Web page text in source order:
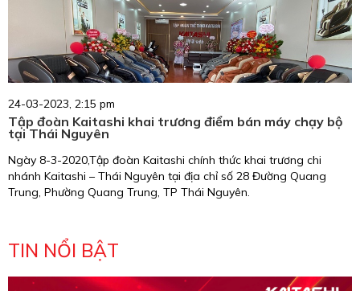
24-03-2023, 2:15 pm
Tập đoàn Kaitashi khai trương điểm bán máy chạy bộ
tại Thái Nguyên
Ngày 8-3-2020,Tập đoàn Kaitashi chính thức khai trương chi
nhánh Kaitashi – Thái Nguyên tại địa chỉ số 28 Đường Quang
Trung, Phường Quang Trung, TP Thái Nguyên.
TIN NỔI BẬT